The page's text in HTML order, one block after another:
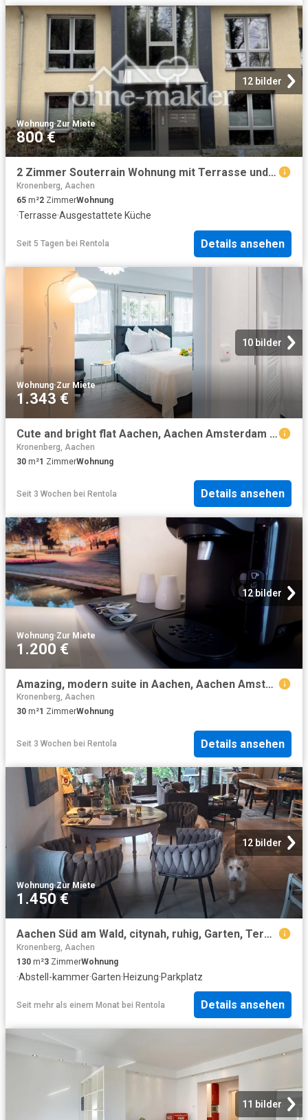
12 bilder
Wohnung·Zur Miete
800 €
2 Zimmer Souterrain Wohnung mit Terrasse und EBK
Kronenberg, Aachen
65 m²2 ZimmerWohnung
·Terrasse·Ausgestattete Küche
Seit 5 Tagen bei Rentola Details ansehen
10 bilder
Wohnung·Zur Miete
1.343 €
Cute and bright flat Aachen, Aachen Amsterdam Apartments for Rent
Kronenberg, Aachen
30 m²1 ZimmerWohnung
Seit 3 Wochen bei Rentola Details ansehen
12 bilder
Wohnung·Zur Miete
1.200 €
Amazing, modern suite in Aachen, Aachen Amsterdam Apartments for Rent
Kronenberg, Aachen
30 m²1 ZimmerWohnung
Seit 3 Wochen bei Rentola Details ansehen
12 bilder
Wohnung·Zur Miete
1.450 €
Aachen Süd am Wald, citynah, ruhig, Garten, Terassen, Wallbox, Garage
Kronenberg, Aachen
130 m²3 ZimmerWohnung
·Abstell-kammer·Garten·Heizung·Parkplatz
Seit mehr als einem Monat bei Rentola Details ansehen
11 bilder